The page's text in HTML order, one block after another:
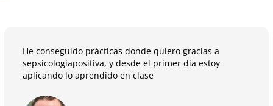
He conseguido prácticas donde quiero gracias a
sepsicologiapositiva, y desde el primer día estoy
aplicando lo aprendido en clase